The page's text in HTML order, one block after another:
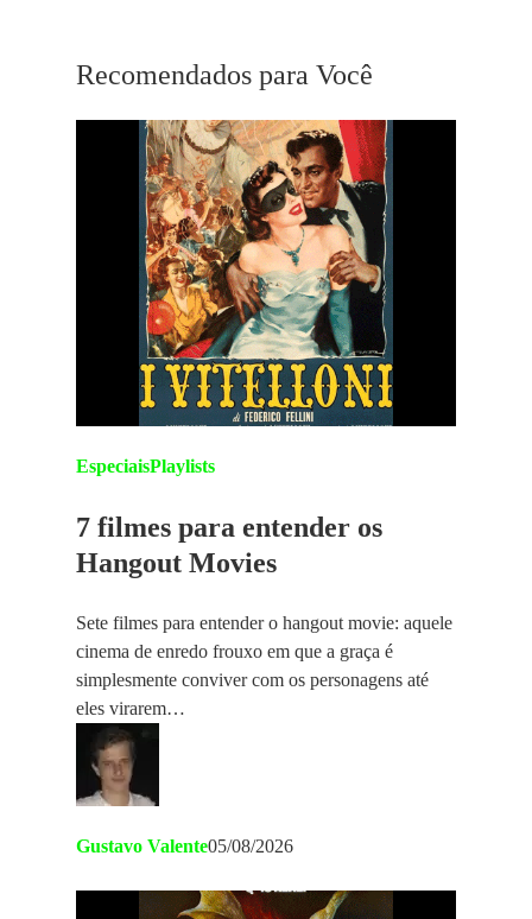
Recomendados para Você
EspeciaisPlaylists
7 filmes para entender os
Hangout Movies
Sete filmes para entender o hangout movie: aquele
cinema de enredo frouxo em que a graça é
simplesmente conviver com os personagens até
eles virarem…
Gustavo Valente05/08/2026